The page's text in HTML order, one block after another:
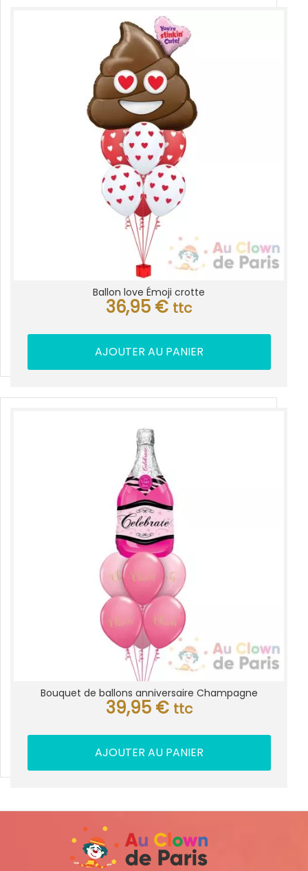
Ballon love Émoji crotte
36,95 € ttc
AJOUTER AU PANIER
Bouquet de ballons anniversaire Champagne
39,95 € ttc
AJOUTER AU PANIER